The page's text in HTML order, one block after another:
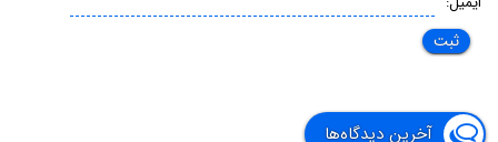
آخرین دیدگاه‌ها